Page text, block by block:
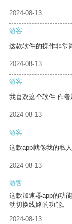
2024-08-13
游客
这款软件的操作非常
2024-08-13
游客
我喜欢这个软件 作者
2024-08-13
游客
这款app就像我的私
2024-08-13
游客
这款加速器app的功
动切换线路的功能。
2024-08-13